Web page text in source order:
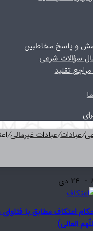
و پاسخ مخاطبین
سؤالات شرعی
تقلید
/عبادات/عبادات غیرمالی/
۲۴ دی
اعتکاف مطابق با
العالی)